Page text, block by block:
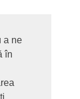
a ne
în
de
comanda |